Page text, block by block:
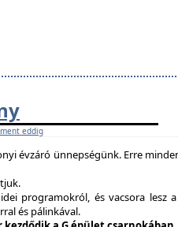
eddig
évzáró ünnepségünk. Erre
programokról, és vacsora lesz
és pálinkával.